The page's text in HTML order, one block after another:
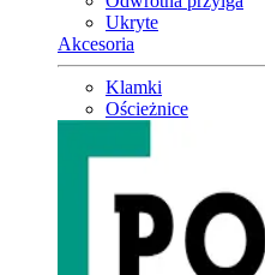
Ukryte
Akcesoria
Klamki
Ościeżnice